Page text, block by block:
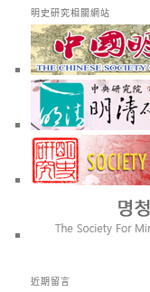
明史研究相關網站
近期留言